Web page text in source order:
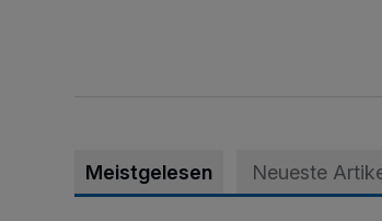
Meistgelesen Neueste